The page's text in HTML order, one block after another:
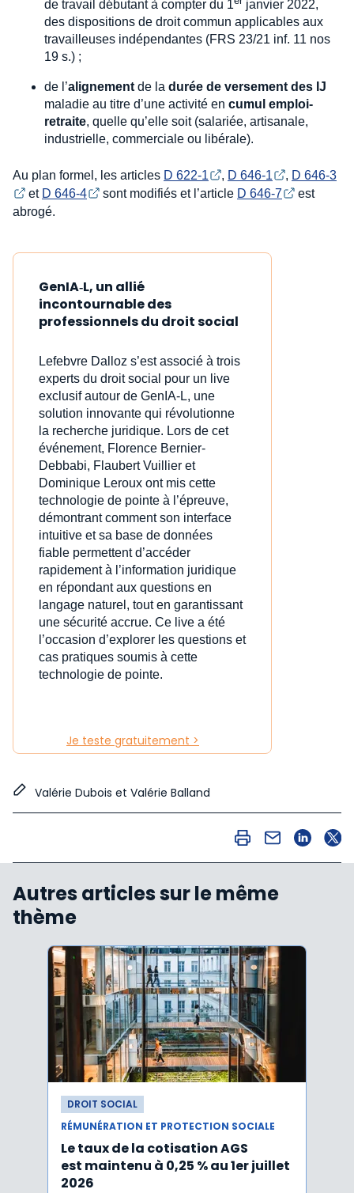
de travail débutant à compter du 1
janvier 2022,
des dispositions de droit commun applicables aux
travailleuses indépendantes (FRS 23/21 inf. 11 nos
19 s.) ;
de l’alignementde la durée de versement des IJ
maladie au titre d’une activité en cumul emploi-
retraite, quelle qu’elle soit (salariée, artisanale,
industrielle, commerciale ou libérale).
Au plan formel, les articles D 622-1 , D 646-1 , D 646-3
et D 646-4 sont modifiés et l’article D 646-7
est
abrogé.
GenIA‑L, un allié
incontournable des
professionnels du droit social
Lefebvre Dalloz s’est associé à trois
experts du droit social pour un live
exclusif autour de GenIA‑L, une
solution innovante qui révolutionne
la recherche juridique. Lors de cet
événement, Florence Bernier-
Debbabi, Flaubert Vuillier et
Dominique Leroux ont mis cette
technologie de pointe à l’épreuve,
démontrant comment son interface
intuitive et sa base de données
fiable permettent d’accéder
rapidement à l’information juridique
en répondant aux questions en
langage naturel, tout en garantissant
une sécurité accrue. Ce live a été
l’occasion d’explorer les questions et
cas pratiques soumis à cette
technologie de pointe.
Je teste gratuitement >
Valérie Dubois et Valérie Balland
Autres articles sur le même
thème
DROIT SOCIAL
RÉMUNÉRATION ET PROTECTION SOCIALE
Le taux de la cotisation AGS
est maintenu à 0,25 % au 1er juillet
2026